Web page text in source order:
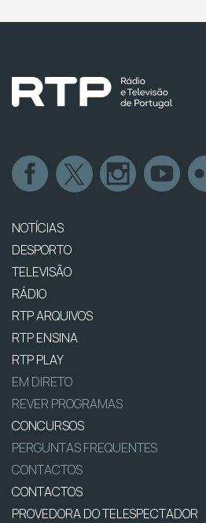
NOTÍCIAS
DESPORTO
TELEVISÃO
RÁDIO
RTP ARQUIVOS
RTP ENSINA
RTP PLAY
EM DIRETO
REVER PROGRAMAS
CONCURSOS
PERGUNTAS FREQUENTES
CONTACTOS
CONTACTOS
PROVEDORA DO TELESPECTADOR